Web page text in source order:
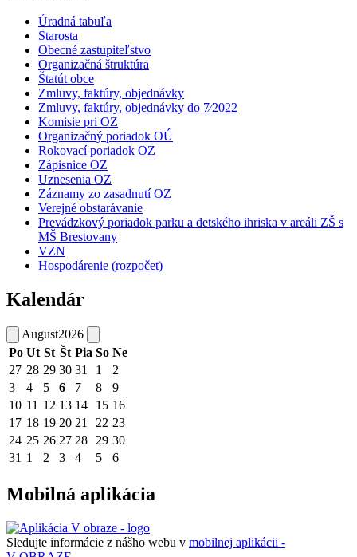
Úradná tabuľa
Starosta
Obecné zastupiteľstvo
Organizačná štruktúra
Štatút obce
Zmluvy, faktúry, objednávky
Zmluvy, faktúry, objednávky do 7⁄2022
Komisie pri OZ
Organizačný poriadok OÚ
Rokovací poriadok OZ
Zápisnice OZ
Uznesenia OZ
Záznamy zo zasadnutí OZ
Verejné obstarávanie
Prevádzkový poriadok parku a detského ihriska v areáli ZŠ s
MŠ Brestovany
VZN
Hospodárenie (rozpočet)
Kalendár
August2026
Po Ut St Št Pia So Ne
27 28 29 30 31 1
2
3
4 5 6 7 8
9
10 11 12 13 14 15 16
17 18 19 20 21 22 23
24 25 26 27 28 29 30
31 1 2 3 4 5 6
Mobilná aplikácia
Sledujte informácie z nášho webu v mobilnej aplikácii -